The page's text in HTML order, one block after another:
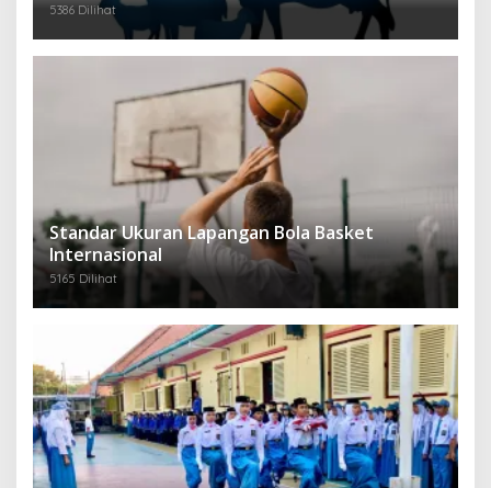
5386 Dilihat
Standar Ukuran Lapangan Bola Basket
Internasional
5165 Dilihat